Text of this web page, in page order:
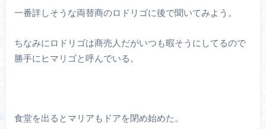
一番詳しそうな両替商のロドリゴに後で聞いてみよう。
ちなみにロドリゴは商売人だがいつも暇そうにしてるので
勝手にヒマリゴと呼んでいる。
食堂を出るとマリアもドアを閉め始めた。